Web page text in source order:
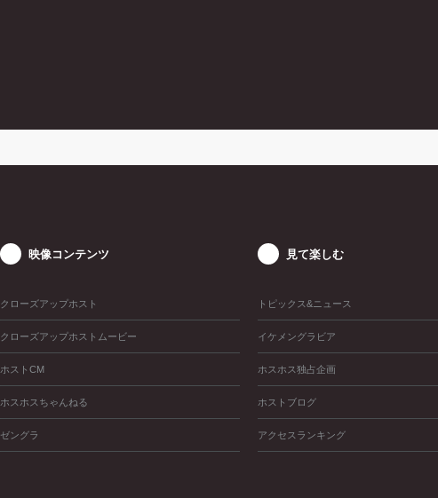
映像コンテンツ
クローズアップホスト
クローズアップホストムービー
ホストCM
ホスホスちゃんねる
ゼングラ
見て楽しむ
トピックス&ニュース
イケメングラビア
ホスホス独占企画
ホストブログ
アクセスランキング